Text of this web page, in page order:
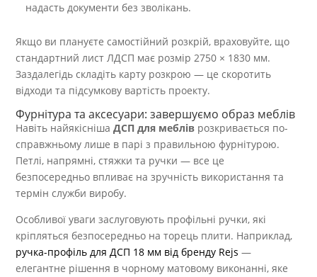
надасть документи без зволікань.
Якщо ви плануєте самостійний розкрій, враховуйте, що
стандартний лист ЛДСП має розмір 2750 × 1830 мм.
Заздалегідь складіть карту розкрою — це скоротить
відходи та підсумкову вартість проекту.
Фурнітура та аксесуари: завершуємо образ меблів
Навіть найякіснішаДСП для меблів розкривається по-
справжньому лише в парі з правильною фурнітурою.
Петлі, напрямні, стяжки та ручки — все це
безпосередньо впливає на зручність використання та
термін служби виробу.
Особливої уваги заслуговують профільні ручки, які
кріпляться безпосередньо на торець плити. Наприклад,
ручка-профіль для ДСП 18 мм від бренду Rejs —
елегантне рішення в чорному матовому виконанні, яке